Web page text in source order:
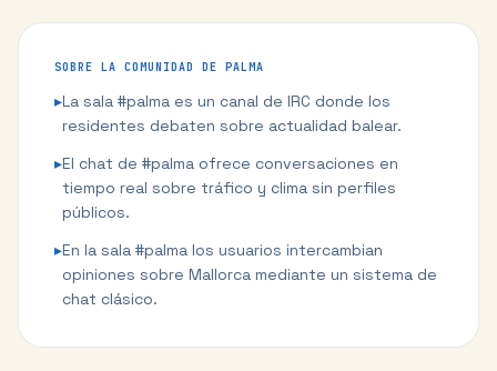
SOBRE LA COMUNIDAD DE PALMA
▸La sala #palma es un canal de IRC donde los
residentes debaten sobre actualidad balear.
▸El chat de #palma ofrece conversaciones en
tiempo real sobre tráfico y clima sin perfiles
públicos.
▸En la sala #palma los usuarios intercambian
opiniones sobre Mallorca mediante un sistema de
chat clásico.